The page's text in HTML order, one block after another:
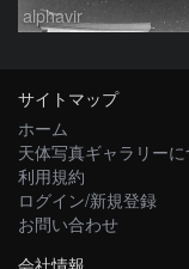
alphavir
サイトマップ
ホーム
天体写真ギャラリーに
利用規約
ログイン/新規登録
お問い合わせ
会社情報